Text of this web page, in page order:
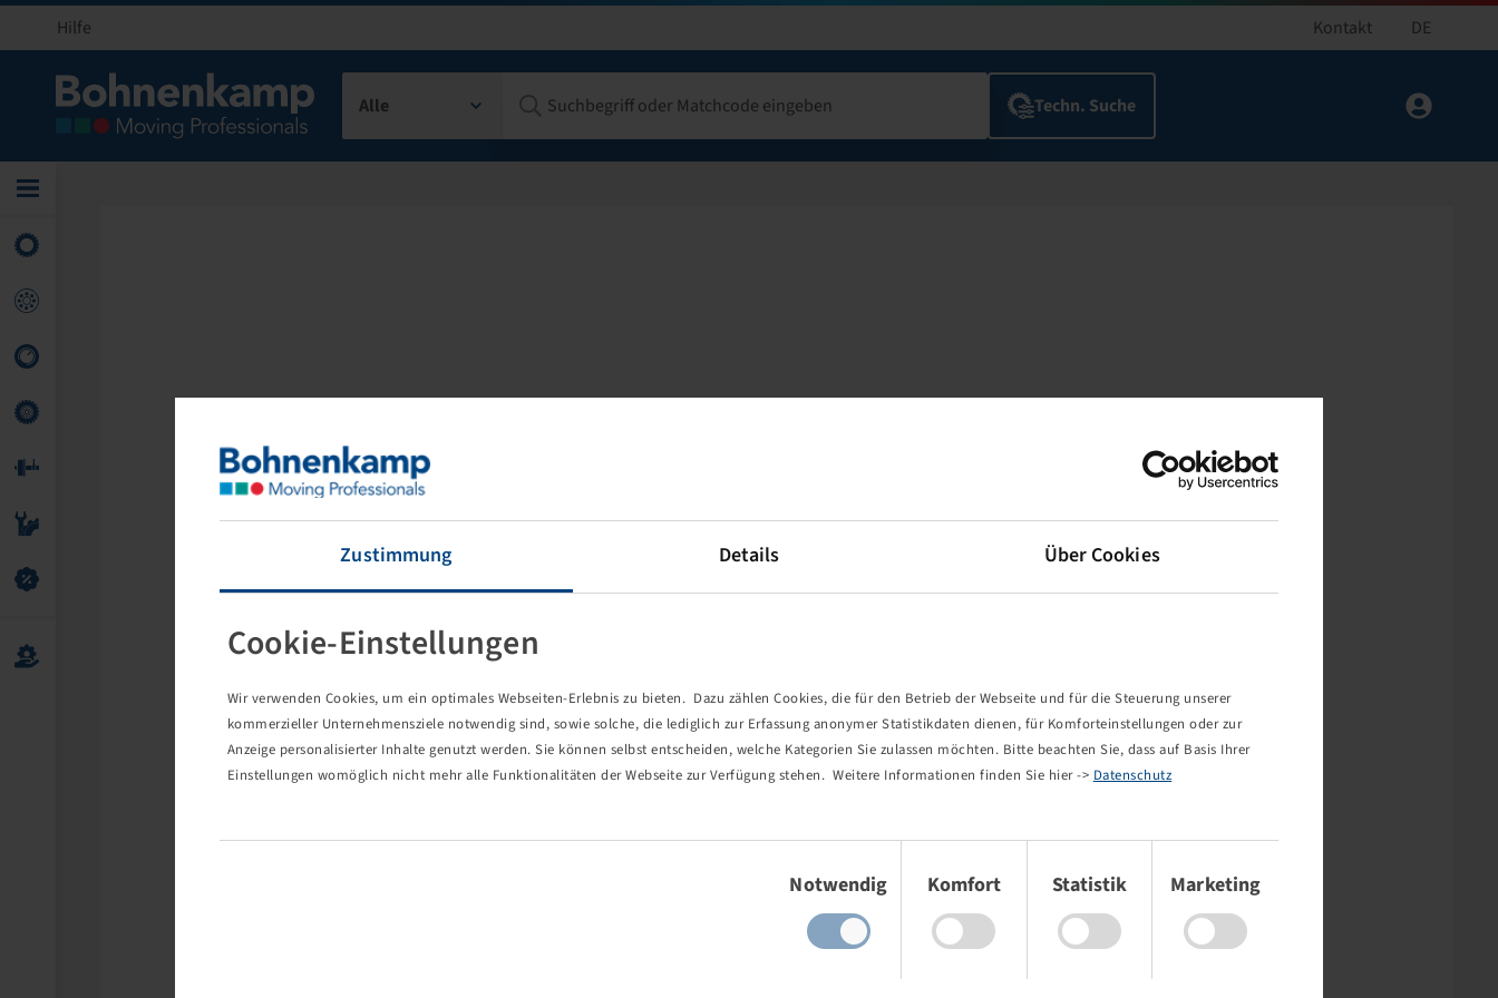
Zustimmung Details Über Cookies
Cookie-Einstellungen
Wir verwenden Cookies, um ein optimales Webseiten-Erlebnis zu bieten. Dazu zählen Cookies, die für den Betrieb der Webseite und für die Steuerung unserer
kommerzieller Unternehmensziele notwendig sind, sowie solche, die lediglich zur Erfassung anonymer Statistikdaten dienen, für Komforteinstellungen oder zur
Anzeige personalisierter Inhalte genutzt werden. Sie können selbst entscheiden, welche Kategorien Sie zulassen möchten. Bitte beachten Sie, dass auf Basis Ihrer
Einstellungen womöglich nicht mehr alle Funktionalitäten der Webseite zur Verfügung stehen. Weitere Informationen finden Sie hier -> Datenschutz
Notwendig
Komfort Statistik Marketing
Hilfe Kontakt DE
Alle
Die von Ihnen aufgerufene Seite existiert nicht!